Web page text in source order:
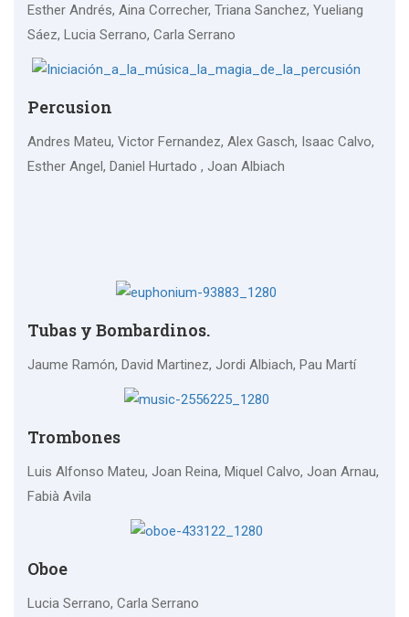
Esther Andrés, Aina Correcher, Triana Sanchez, Yueliang
Sáez, Lucia Serrano, Carla Serrano
Percusion
Andres Mateu, Victor Fernandez, Alex Gasch, Isaac Calvo,
Esther Angel, Daniel Hurtado , Joan Albiach
Tubas y Bombardinos.
Jaume Ramón, David Martinez, Jordi Albiach, Pau Martí
Trombones
Luis Alfonso Mateu, Joan Reina, Miquel Calvo, Joan Arnau,
Fabià Avila
Oboe
Lucia Serrano, Carla Serrano